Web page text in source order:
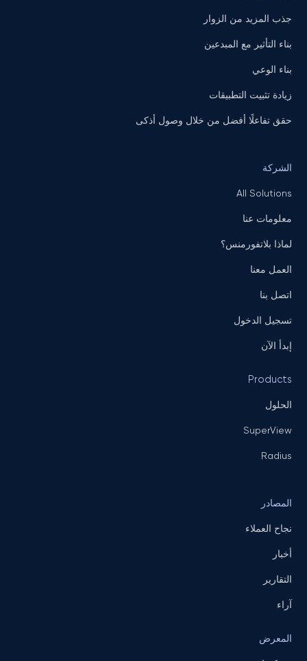
جذب المزيد من الزوار
بناء التأثير مع المبدعين
بناء الوعي
زيادة تثبيت التطبيقات
حقق تفاعلًا أفضل من خلال وصول أذكى
الشركة
All Solutions
معلومات عنا
لماذا بلاتفورمنس؟
العمل معنا
اتصل بنا
تسجيل الدخول
إبدأ الآن
Products
الحلول
SuperView
Radius
المصادر
نجاح العملاء
أخبار
التقارير
آراء
المعرض